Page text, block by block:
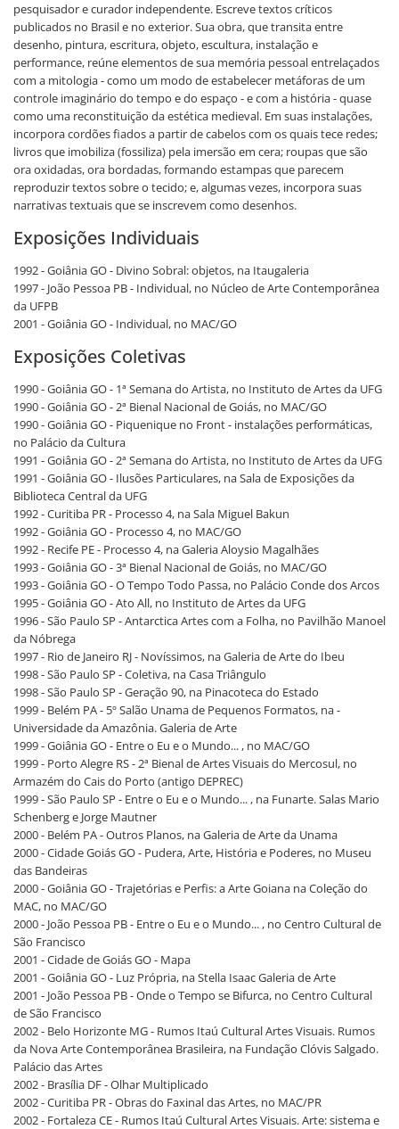
pesquisador e curador independente. Escreve textos críticos
publicados no Brasil e no exterior. Sua obra, que transita entre
desenho, pintura, escritura, objeto, escultura, instalação e
performance, reúne elementos de sua memória pessoal entrelaçados
com a mitologia - como um modo de estabelecer metáforas de um
controle imaginário do tempo e do espaço - e com a história - quase
como uma reconstituição da estética medieval. Em suas instalações,
incorpora cordões fiados a partir de cabelos com os quais tece redes;
livros que imobiliza (fossiliza) pela imersão em cera; roupas que são
ora oxidadas, ora bordadas, formando estampas que parecem
reproduzir textos sobre o tecido; e, algumas vezes, incorpora suas
narrativas textuais que se inscrevem como desenhos.
Exposições Individuais
1992 - Goiânia GO - Divino Sobral: objetos, na Itaugaleria
1997 - João Pessoa PB - Individual, no Núcleo de Arte Contemporânea
da UFPB
2001 - Goiânia GO - Individual, no MAC/GO
Exposições Coletivas
1990 - Goiânia GO - 1ª Semana do Artista, no Instituto de Artes da UFG
1990 - Goiânia GO - 2ª Bienal Nacional de Goiás, no MAC/GO
1990 - Goiânia GO - Piquenique no Front - instalações performáticas,
no Palácio da Cultura
1991 - Goiânia GO - 2ª Semana do Artista, no Instituto de Artes da UFG
1991 - Goiânia GO - Ilusões Particulares, na Sala de Exposições da
Biblioteca Central da UFG
1992 - Curitiba PR - Processo 4, na Sala Miguel Bakun
1992 - Goiânia GO - Processo 4, no MAC/GO
1992 - Recife PE - Processo 4, na Galeria Aloysio Magalhães
1993 - Goiânia GO - 3ª Bienal Nacional de Goiás, no MAC/GO
1993 - Goiânia GO - O Tempo Todo Passa, no Palácio Conde dos Arcos
1995 - Goiânia GO - Ato All, no Instituto de Artes da UFG
1996 - São Paulo SP - Antarctica Artes com a Folha, no Pavilhão Manoel
da Nóbrega
1997 - Rio de Janeiro RJ - Novíssimos, na Galeria de Arte do Ibeu
1998 - São Paulo SP - Coletiva, na Casa Triângulo
1998 - São Paulo SP - Geração 90, na Pinacoteca do Estado
1999 - Belém PA - 5º Salão Unama de Pequenos Formatos, na -
Universidade da Amazônia. Galeria de Arte
1999 - Goiânia GO - Entre o Eu e o Mundo... , no MAC/GO
1999 - Porto Alegre RS - 2ª Bienal de Artes Visuais do Mercosul, no
Armazém do Cais do Porto (antigo DEPREC)
1999 - São Paulo SP - Entre o Eu e o Mundo... , na Funarte. Salas Mario
Schenberg e Jorge Mautner
2000 - Belém PA - Outros Planos, na Galeria de Arte da Unama
2000 - Cidade Goiás GO - Pudera, Arte, História e Poderes, no Museu
das Bandeiras
2000 - Goiânia GO - Trajetórias e Perfis: a Arte Goiana na Coleção do
MAC, no MAC/GO
2000 - João Pessoa PB - Entre o Eu e o Mundo... , no Centro Cultural de
São Francisco
2001 - Cidade de Goiás GO - Mapa
2001 - Goiânia GO - Luz Própria, na Stella Isaac Galeria de Arte
2001 - João Pessoa PB - Onde o Tempo se Bifurca, no Centro Cultural
de São Francisco
2002 - Belo Horizonte MG - Rumos Itaú Cultural Artes Visuais. Rumos
da Nova Arte Contemporânea Brasileira, na Fundação Clóvis Salgado.
Palácio das Artes
2002 - Brasília DF - Olhar Multiplicado
2002 - Curitiba PR - Obras do Faxinal das Artes, no MAC/PR
2002 - Fortaleza CE - Rumos Itaú Cultural Artes Visuais. Arte: sistema e